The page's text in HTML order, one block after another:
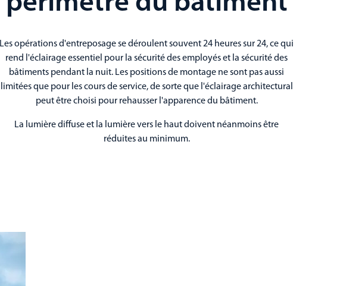
Les opérations d'entreposage se déroulent souvent 24 heures sur 24, ce qui
rend l'éclairage essentiel pour la sécurité des employés et la sécurité des
bâtiments pendant la nuit. Les positions de montage ne sont pas aussi
limitées que pour les cours de service, de sorte que l'éclairage architectural
peut être choisi pour rehausser l'apparence du bâtiment.
La lumière diffuse et la lumière vers le haut doivent néanmoins être
réduites au minimum.